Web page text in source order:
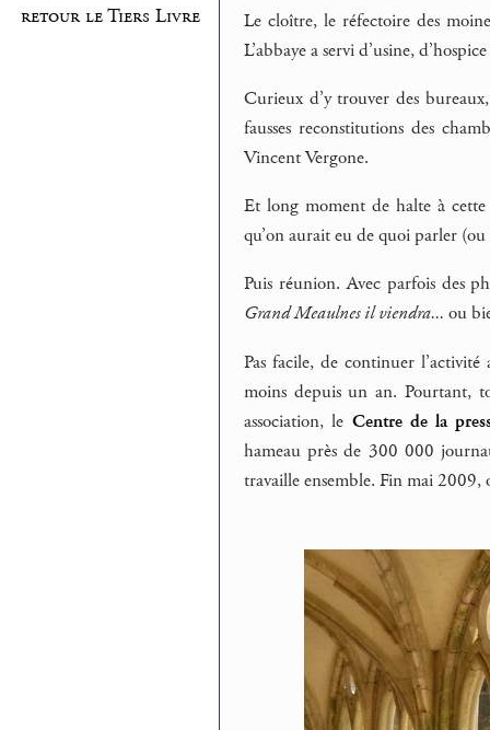
retour le Tiers Livre
Le cloître, le réfectoire des
L’abbaye a servi d’usine,
Curieux d’y trouver des
fausses reconstitutions des
Vincent Vergone.
Et long moment de halte à
qu’on aurait eu de quoi parler (ou
Puis réunion. Avec parfois des
Grand Meaulnes il viendra... ou
Pas facile, de continuer l’activité
moins depuis un an. Pourtant,
association, le Centre de la
hameau près de 300 000
travaille ensemble. Fin mai 2009,